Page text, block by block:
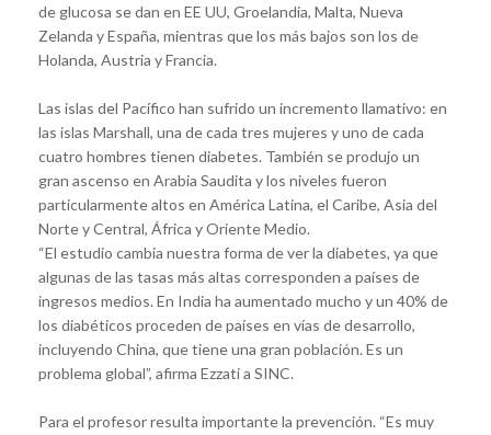
de glucosa se dan en EE UU, Groelandia, Malta, Nueva
Zelanda y España, mientras que los más bajos son los de
Holanda, Austria y Francia.
Las islas del Pacífico han sufrido un incremento llamativo: en
las islas Marshall, una de cada tres mujeres y uno de cada
cuatro hombres tienen diabetes. También se produjo un
gran ascenso en Arabia Saudita y los niveles fueron
particularmente altos en América Latina, el Caribe, Asia del
Norte y Central, África y Oriente Medio.
“El estudio cambia nuestra forma de ver la diabetes, ya que
algunas de las tasas más altas corresponden a países de
ingresos medios. En India ha aumentado mucho y un 40% de
los diabéticos proceden de países en vías de desarrollo,
incluyendo China, que tiene una gran población. Es un
problema global”, afirma Ezzati a SINC.
Para el profesor resulta importante la prevención. “Es muy